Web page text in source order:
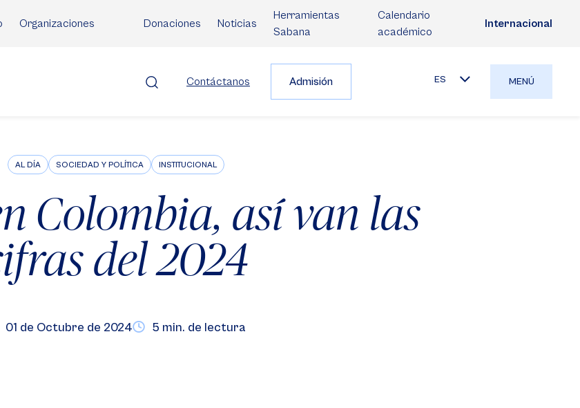
Organizaciones Donaciones Noticias
Herramientas
Sabana
Calendario
académico
Internacional
Contáctanos Admisión ES MENÚ
AL DÍA SOCIEDAD Y POLÍTICA INSTITUCIONAL
Colombia, así van las
del 2024
01 de Octubre de 2024 5 min. de lectura